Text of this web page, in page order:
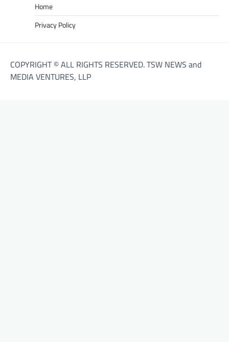
Home
Privacy Policy
COPYRIGHT © ALL RIGHTS RESERVED. TSW NEWS and
MEDIA VENTURES, LLP